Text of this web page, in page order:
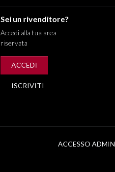
Sei un rivenditore?
Accedi alla tua area
riservata
ACCEDI
ISCRIVITI
ACCESSO ADMIN